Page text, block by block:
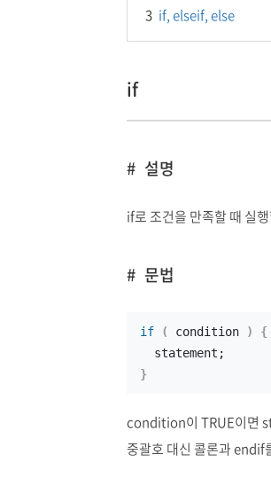
3 if, elseif, else
if
설명
if로 조건을 만족할 때 실
문법
if ( condition )
{
  statement;
}
condition이 TRUE이면
중괄호 대신 콜론과 endif